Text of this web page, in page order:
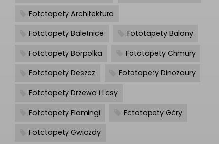
Fototapety Architektura
Fototapety Baletnice Fototapety Balony
Fototapety Borpolka Fototapety Chmury
Fototapety Deszcz Fototapety Dinozaury
Fototapety Drzewa i Lasy
Fototapety Flamingi Fototapety Góry
Fototapety Gwiazdy